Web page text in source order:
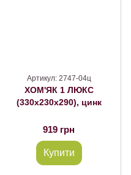
Артикул: 2747-04ц
ХОМ'ЯК 1 ЛЮКС
(330х230х290), цинк
919 грн
Купити